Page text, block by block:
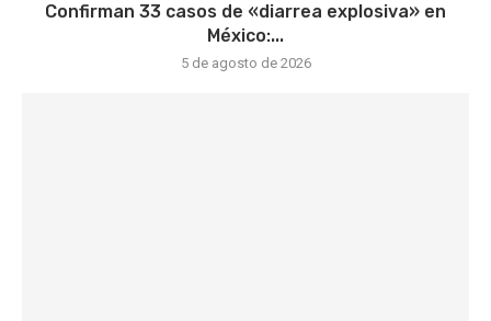
Confirman 33 casos de «diarrea explosiva» en
México:...
5 de agosto de 2026